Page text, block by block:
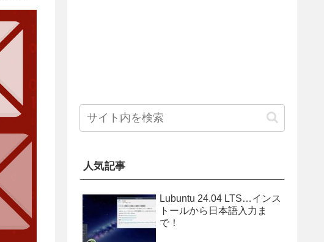
人気記事
Lubuntu 24.04 LTS…インス
トールから日本語入力ま
で！